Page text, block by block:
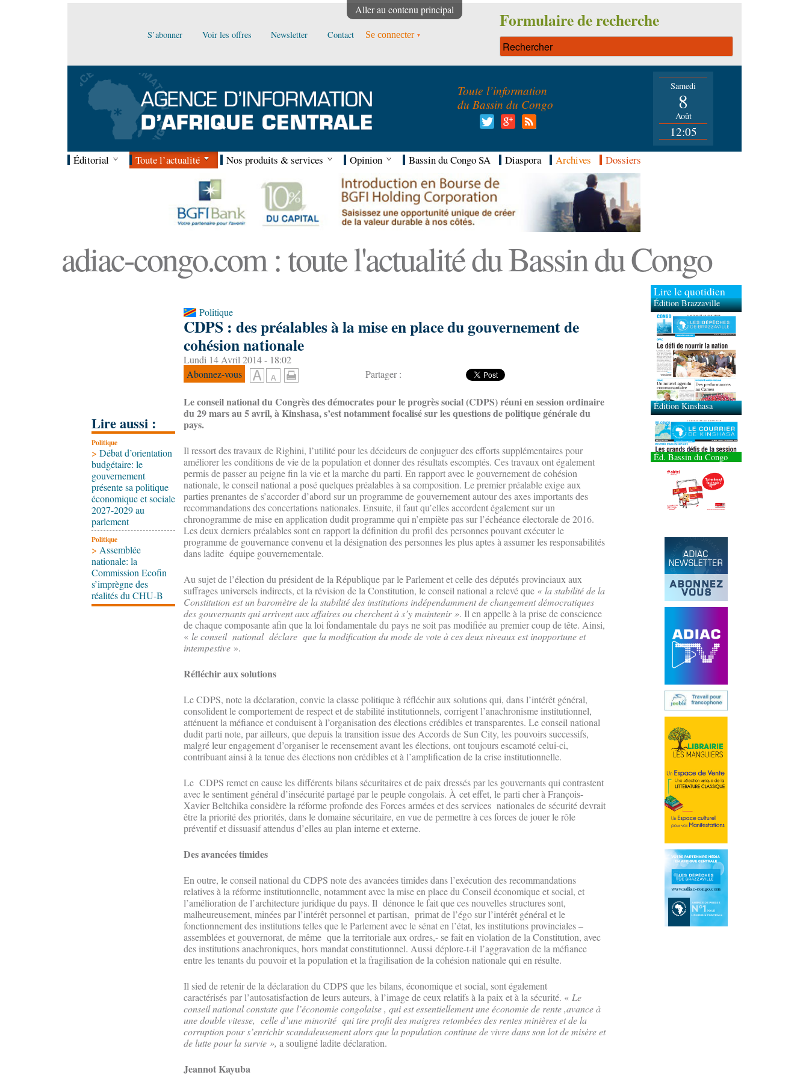
Aller au contenu principal
S’abonner Voir les offres Newsletter Contact Se connecter
Formulaire de recherche
Toute l’information
du Bassin du Congo
Samedi
8
Août
12:05
Éditorial Toute l’actualité Nos produits & services Opinion Bassin du Congo SA Diaspora Archives Dossiers
adiac-congo.com : toute l'actualité du Bassin du Congo
Lire aussi :
Politique
> Débat d’orientation
budgétaire: le
gouvernement
présente sa politique
économique et sociale
2027-2029 au
parlement
Politique
> Assemblée
nationale: la
Commission Ecofin
s’imprègne des
réalités du CHU-B
Politique
CDPS : des préalables à la mise en place du gouvernement de
cohésion nationale
Lundi 14 Avril 2014 - 18:02
Abonnez-vous
Partager :
Le conseil national du Congrès des démocrates pour le progrès social (CDPS) réuni en session ordinaire
du 29 mars au 5 avril, à Kinshasa, s’est notamment focalisé sur les questions de politique générale du
pays.
Il ressort des travaux de Righini, l’utilité pour les décideurs de conjuguer des efforts supplémentaires pour
améliorer les conditions de vie de la population et donner des résultats escomptés. Ces travaux ont également
permis de passer au peigne fin la vie et la marche du parti. En rapport avec le gouvernement de cohésion
nationale, le conseil national a posé quelques préalables à sa composition. Le premier préalable exige aux
parties prenantes de s’accorder d’abord sur un programme de gouvernement autour des axes importants des
recommandations des concertations nationales. Ensuite, il faut qu’elles accordent également sur un
chronogramme de mise en application dudit programme qui n’empiète pas sur l’échéance électorale de 2016.
Les deux derniers préalables sont en rapport la définition du profil des personnes pouvant exécuter le
programme de gouvernance convenu et la désignation des personnes les plus aptes à assumer les responsabilités
dans ladite équipe gouvernementale.
Au sujet de l’élection du président de la République par le Parlement et celle des députés provinciaux aux
suffrages universels indirects, et la révision de la Constitution, le conseil national a relevé que « la stabilité de la
Constitution est un baromètre de la stabilité des institutions indépendamment de changement démocratiques
des gouvernants qui arrivent aux affaires ou cherchent à s’y maintenir ». Il en appelle à la prise de conscience
de chaque composante afin que la loi fondamentale du pays ne soit pas modifiée au premier coup de tête. Ainsi,
« le conseil national déclare que la modification du mode de vote à ces deux niveaux est inopportune et
intempestive ».
Réfléchir aux solutions
Le CDPS, note la déclaration, convie la classe politique à réfléchir aux solutions qui, dans l’intérêt général,
consolident le comportement de respect et de stabilité institutionnels, corrigent l’anachronisme institutionnel,
atténuent la méfiance et conduisent à l’organisation des élections crédibles et transparentes. Le conseil national
dudit parti note, par ailleurs, que depuis la transition issue des Accords de Sun City, les pouvoirs successifs,
malgré leur engagement d’organiser le recensement avant les élections, ont toujours escamoté celui-ci,
contribuant ainsi à la tenue des élections non crédibles et à l’amplification de la crise institutionnelle.
Le CDPS remet en cause les différents bilans sécuritaires et de paix dressés par les gouvernants qui contrastent
avec le sentiment général d’insécurité partagé par le peuple congolais. À cet effet, le parti cher à François-
Xavier Beltchika considère la réforme profonde des Forces armées et des services nationales de sécurité devrait
être la priorité des priorités, dans le domaine sécuritaire, en vue de permettre à ces forces de jouer le rôle
préventif et dissuasif attendus d’elles au plan interne et externe.
Des avancées timides
En outre, le conseil national du CDPS note des avancées timides dans l’exécution des recommandations
relatives à la réforme institutionnelle, notamment avec la mise en place du Conseil économique et social, et
l’amélioration de l’architecture juridique du pays. Il dénonce le fait que ces nouvelles structures sont,
malheureusement, minées par l’intérêt personnel et partisan, primat de l’égo sur l’intérêt général et le
fonctionnement des institutions telles que le Parlement avec le sénat en l’état, les institutions provinciales –
assemblées et gouvernorat, de même que la territoriale aux ordres,- se fait en violation de la Constitution, avec
des institutions anachroniques, hors mandat constitutionnel. Aussi déplore-t-il l’aggravation de la méfiance
entre les tenants du pouvoir et la population et la fragilisation de la cohésion nationale qui en résulte.
Il sied de retenir de la déclaration du CDPS que les bilans, économique et social, sont également
caractérisés par l’autosatisfaction de leurs auteurs, à l’image de ceux relatifs à la paix et à la sécurité. « Le
conseil national constate que l’économie congolaise , qui est essentiellement une économie de rente ,avance à
une double vitesse, celle d’une minorité qui tire profit des maigres retombées des rentes minières et de la
corruption pour s’enrichir scandaleusement alors que la population continue de vivre dans son lot de misère et
de lutte pour la survie », a souligné ladite déclaration.
Jeannot Kayuba
Lire le quotidien
Édition Brazzaville
Édition Kinshasa
Éd. Bassin du Congo